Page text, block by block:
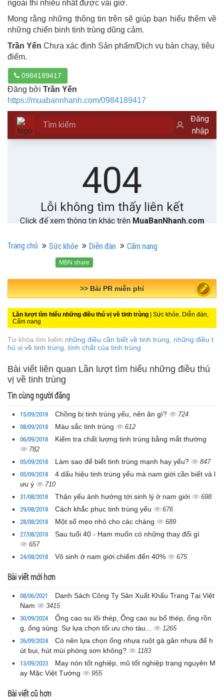
ngoài thì nhiều nhất được vài giờ.
Mong rằng những thông tin trên sẽ giúp bạn hiểu thêm về
những chiến binh tinh trùng dũng cảm.
Trần Yến Chưa xác định Sản phẩm/Dịch vụ bán chạy, tiêu
điểm.
0984189417
Đăng bởi Trần Yến
https://muabannhanh.com/0984189417
Trang chủ Sức khỏe Diễn đàn Cẩm nang
MBN share
>> Quảng cáo miễn phí
Lần lượt tìm hiểu những điều thú vị về tinh trùng | Sức khỏe, Diễn đàn,
Cẩm nang
Từ khóa tìm kiếm những điều cần biết về tinh trùng
những điều t
hú vị về tinh trùng tính chất của tinh trùng
Bài viết liên quan Lần lượt tìm hiểu những điều thú
vị về tinh trùng
Tin cùng người đăng
15/09/2018 Chồng bị tinh trùng yếu, nên ăn gì? 724
08/09/2018 Màu sắc tinh trùng 612
06/09/2018 Kiểm tra chất lượng tinh trùng bằng mắt thường
782
05/09/2018 Làm sao để biết tinh trùng mạnh hay yếu? 847
05/09/2018
4 dấu hiệu tinh trùng yếu mà nam giới cần biết và l
ưu ý
710
31/08/2018 Thận yếu ảnh hưởng tới sinh lý ở nam giới 698
29/08/2018 Cách khắc phục tinh trùng yếu 676
28/08/2018 Một số mẹo nhỏ cho các chàng 689
27/08/2018 Sau tuổi 40 - Ham muốn có những thay đổi gì
657
24/08/2018 Vô sinh ở nam giới chiếm đến 40% 675
Bài viết mới hơn
08/06/2021
Danh Sách Công Ty Sản Xuất Khẩu Trang Tại Việt
Nam
3415
30/09/2024
Ống cao su lõi thép, Ống cao su bố thép, ống rồn
g, ống sùng: Sự lựa chọn tối ưu cho tàu...
1265
26/09/2024
Có nên lựa chọn ống nhựa ruột gà gân nhựa để h
út bụi, hút mùi phòng sơn không?
1183
13/09/2023
May nón tốt nghiệp, mũ tốt nghiệp trạng nguyên M
ay Mặc Việt Tường
955
Bài viết cũ hơn